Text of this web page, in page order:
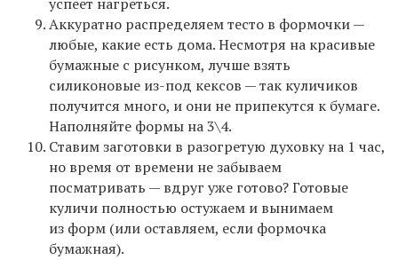
успеет нагреться.
Аккуратно распределяем тесто в формочки —
любые, какие есть дома. Несмотря на красивые
бумажные с рисунком, лучше взять
силиконовые из-под кексов — так куличиков
получится много, и они не припекутся к бумаге.
Наполняйте формы на 3\4.
Ставим заготовки в разогретую духовку на 1 час,
но время от времени не забываем
посматривать — вдруг уже готово? Готовые
куличи полностью остужаем и вынимаем
из форм (или оставляем, если формочка
бумажная).